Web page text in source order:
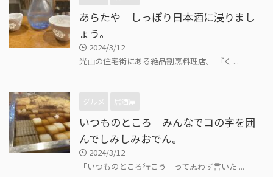
あらたや｜しっぽり日本酒に浸りまし
ょう。
2024/3/12
光山の住宅街にある絶品割烹料理店。 『く ...
グルメ 居酒屋
いつものところ｜みんなでコの字を囲
んでしみしみおでん。
2024/3/12
「いつものところ行こう」って思わず言いた ...